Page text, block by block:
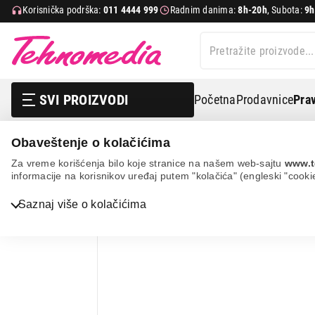
Obaveštenje o kolačićima
Za vreme korišćenja bilo koje stranice na našem web-sajtu
informacije na korisnikov uređaj putem "kolačića" (engleski
Saznaj više o kolačićima
Korisnička podrška: 011 4444 999 Radnim danima:8h-20h, Subota:
SVI PROIZVODI PočetnaProdavnice
Bela tehnika
Mali kuhinjski aparati Aparati za pripremu i čuvanje